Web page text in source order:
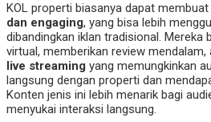
KOL properti biasanya dapat membuat
dan engaging, yang bisa lebih
dibandingkan iklan tradisional. Mereka
virtual, memberikan review mendalam,
live streaming yang memungkinkan
langsung dengan properti dan
Konten jenis ini lebih menarik bagi
menyukai interaksi langsung.